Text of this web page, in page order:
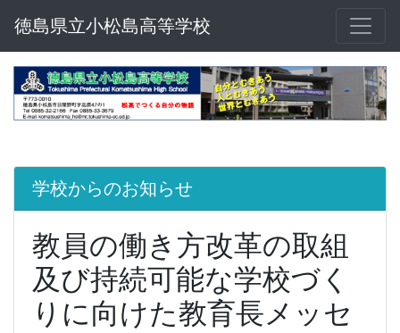
徳島県立小松島高等学校
学校からのお知らせ
教員の働き方改革の取組
及び持続可能な学校づく
りに向けた教育長メッセ